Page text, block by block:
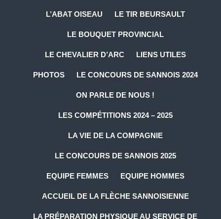
L’ABAT OISEAU LE TIR BEURSAULT
LE BOUQUET PROVINCIAL
LE CHEVALIER D’ARC LIENS UTILES
PHOTOS LE CONCOURS DE SANNOIS 2024
ON PARLE DE NOUS !
LES COMPÉTITIONS 2024 – 2025
LA VIE DE LA COMPAGNIE
LE CONCOURS DE SANNOIS 2025
EQUIPE FEMMES EQUIPE HOMMES
ACCUEIL DE LA FLÈCHE SANNOISIENNE
LA PRÉPARATION PHYSIQUE AU SERVICE DE